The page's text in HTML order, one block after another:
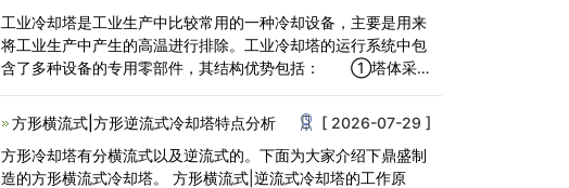
工业冷却塔是工业生产中比较常用的一种冷却设备，主要是用来
将工业生产中产生的高温进行排除。工业冷却塔的运行系统中包
含了多种设备的专用零部件，其结构优势包括： ①塔体采
方形横流式|方形逆流式冷却塔特点分析
[ 2026-07-29 ]
方形冷却塔有分横流式以及逆流式的。下面为大家介绍下鼎盛制
造的方形横流式冷却塔。 方形横流式|逆流式冷却塔的工作原